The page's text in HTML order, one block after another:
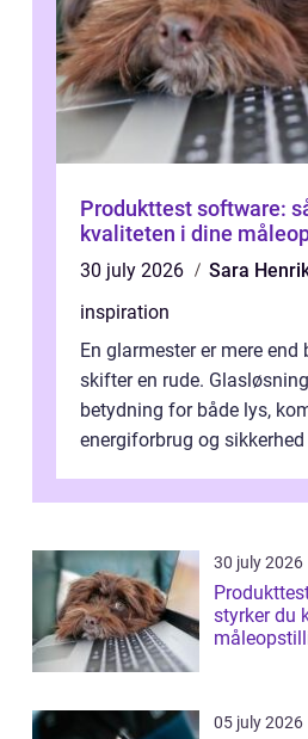
Produkttest software:
kvaliteten i dine
30 july 2026
Sara
inspiration
En glarmester er mere end
skifter en rude.
betydning for både lys,
energiforbrug og
30 july 2026
styrker du
05 july 2026